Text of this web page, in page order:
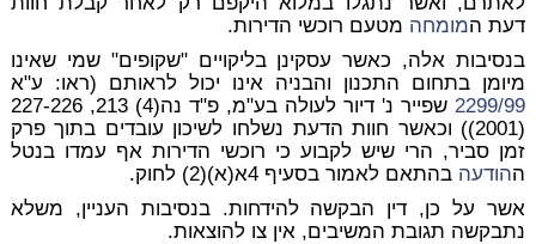
דעת המומחה מטעם רוכשי הדירות.
בנסיבות אלה, כאשר עסקינן בליקויים "שקופים" שמי שאינו
מיומן בתחום התכנון והבניה אינו יכול לראותם (ראו: ע"א
2299/99
שפייר נ' דיור לעולה בע"מ, פ"ד נה(4) 213, 227-226
(2001)) וכאשר חוות הדעת נשלחו לשיכון עובדים בתוך פרק
זמן סביר, הרי שיש לקבוע כי רוכשי הדירות אף עמדו בנטל
ההודעה בהתאם לאמור בסעיף 4א(א)(2) לחוק.
אשר על כן, דין הבקשה להידחות. בנסיבות העניין, משלא
נתבקשה תגובת המשיבים, אין צו להוצאות.